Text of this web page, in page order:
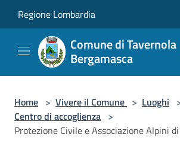
Regione Lombardia
Comune di Tavernola
Bergamasca
Home > Vivere il Comune > Luoghi
Centro di accoglienza >
Protezione Civile e Associazione Alpini